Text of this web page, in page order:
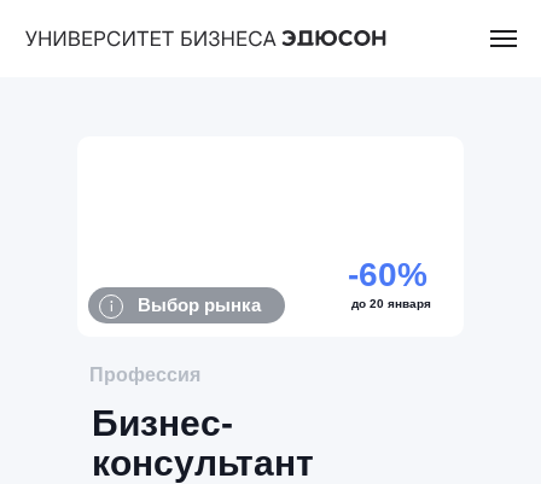
Бизнес-
консультант
Профессия
-60%
до 20 января
Выбор рынка